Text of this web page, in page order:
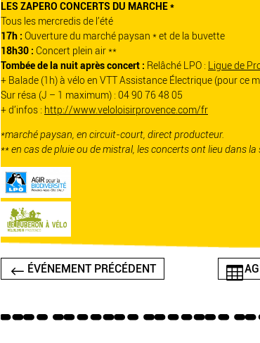
LES ZAPERO CONCERTS DU MARCHE *
Tous les mercredis de l’été
17h : Ouverture du marché paysan * et de la buvette
18h30 : Concert plein air **
Tombée de la nuit après concert : Relâché LPO : Ligue de
+ Balade (1h) à vélo en VTT Assistance Électrique (pour
Sur résa (J – 1 maximum) : 04 90 76 48 05
+ d’infos : http://www.veloloisirprovence.com/fr
*marché paysan, en circuit-court, direct producteur.
** en cas de pluie ou de mistral, les concerts ont lieu dans la
ÉVÉNEMENT PRÉCÉDENT